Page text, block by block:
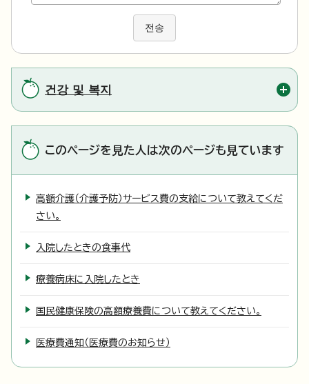
전송
건강 및 복지
このページを見た人は次のページも見ています
高額介護（介護予防）サービス費の支給について教えてくだ
さい。
入院したときの食事代
療養病床に入院したとき
国民健康保険の高額療養費について教えてください。
医療費通知（医療費のお知らせ）